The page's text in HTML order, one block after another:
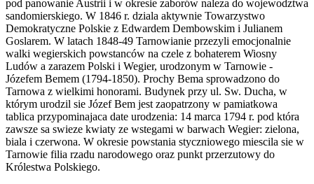
pod panowanie Austrii i w okresie zaborów naleza do wojewodztwa
sandomierskiego. W 1846 r. dziala aktywnie Towarzystwo
Demokratyczne Polskie z Edwardem Dembo­wskim i Julianem
Goslarem. W latach 1848-49 Tarnowianie przezyli emocjonal­nie
walki wegierskich powstanców na czele z bohaterem Wiosny
Ludów a zara­zem Polski i Wegier, urodzonym w Tarnowie -
Józefem Bemem (1794-1850). Prochy Bema sprowadzono do
Tarnowa z wielkimi honorami. Budynek przy ul. Sw. Ducha, w
którym urodzil sie Józef Bem jest zaopatrzony w pamiatkowa
tablica przypominajaca date urodzenia: 14 marca 1794 r. pod która
zawsze sa swieze kwiaty ze wstegami w barwach Wegier: zielona,
biala i czerwona. W okresie powstania sty­czniowego miescila sie w
Tarnowie filia rzadu narodowego oraz punkt przerzu­towy do
Królestwa Polskiego.